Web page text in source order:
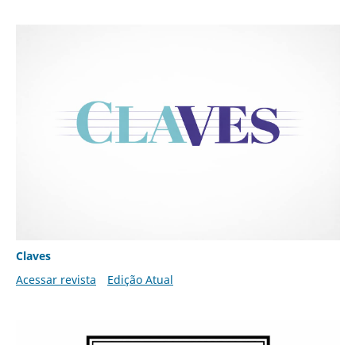
Claves
Acessar revista
Edição Atual